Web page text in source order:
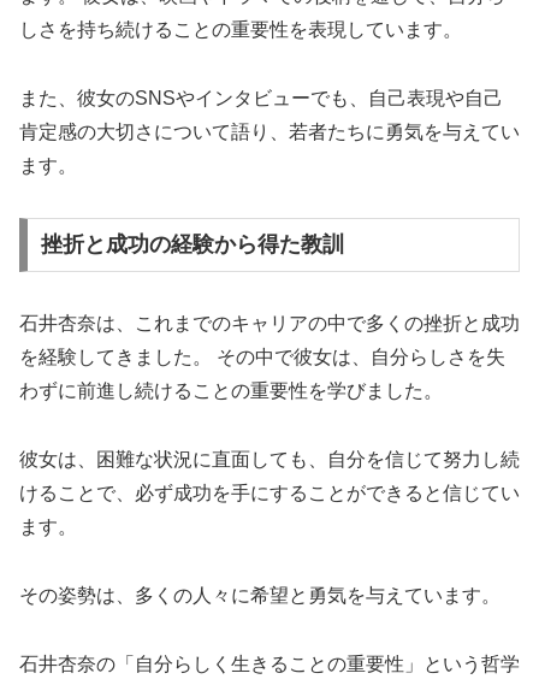
しさを持ち続けることの重要性を表現しています。
また、彼女のSNSやインタビューでも、自己表現や自己
肯定感の大切さについて語り、若者たちに勇気を与えてい
ます。
挫折と成功の経験から得た教訓
石井杏奈は、これまでのキャリアの中で多くの挫折と成功
を経験してきました。 その中で彼女は、自分らしさを失
わずに前進し続けることの重要性を学びました。
彼女は、困難な状況に直面しても、自分を信じて努力し続
けることで、必ず成功を手にすることができると信じてい
ます。
その姿勢は、多くの人々に希望と勇気を与えています。
石井杏奈の「自分らしく生きることの重要性」という哲学